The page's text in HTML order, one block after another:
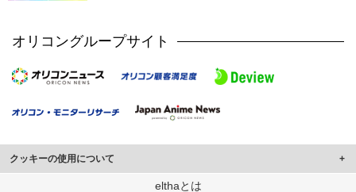
オリコングループサイト
クッキーの使用について
このサイトでは Cookie を使用して、ユーザーに合わせたコンテンツや広告の
elthaとは